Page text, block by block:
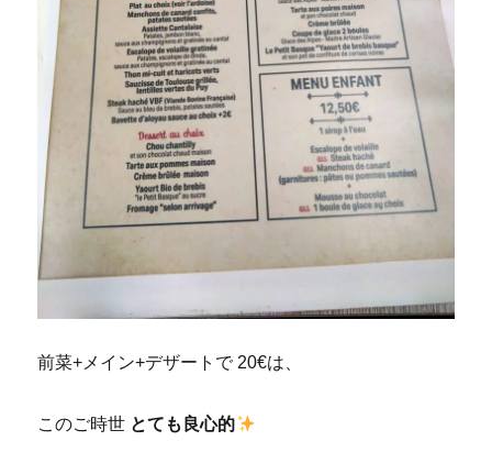
前菜+メイン+デザートで 20€は、
このご時世 とても良心的